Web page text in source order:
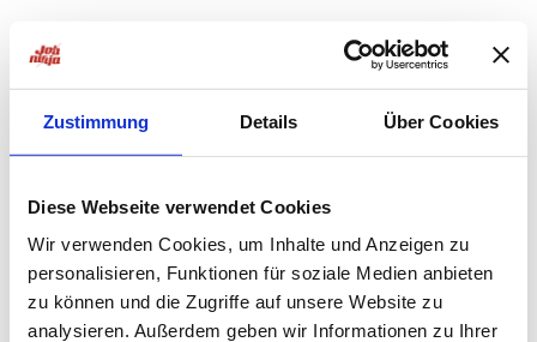
Zustimmung Details Über Cookies
Diese Webseite verwendet Cookies
Wir verwenden Cookies, um Inhalte und Anzeigen zu
personalisieren, Funktionen für soziale Medien anbieten
zu können und die Zugriffe auf unsere Website zu
analysieren. Außerdem geben wir Informationen zu Ihrer